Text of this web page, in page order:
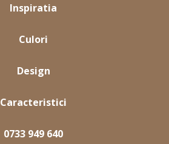
Inspiratia
Culori
Design
Caracteristici
0733 949 640